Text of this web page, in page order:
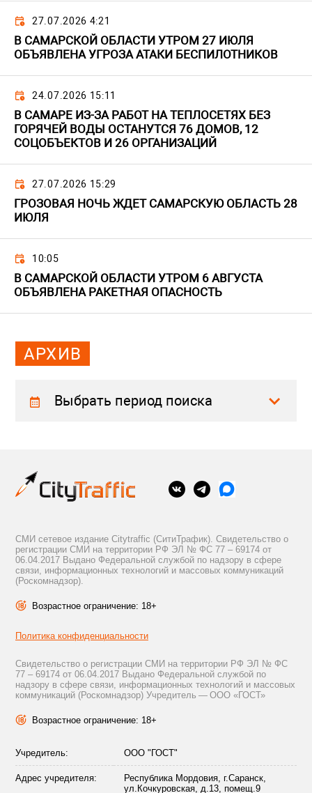
27.07.2026 4:21
В САМАРСКОЙ ОБЛАСТИ УТРОМ 27 ИЮЛЯ
ОБЪЯВЛЕНА УГРОЗА АТАКИ БЕСПИЛОТНИКОВ
24.07.2026 15:11
В САМАРЕ ИЗ-ЗА РАБОТ НА ТЕПЛОСЕТЯХ БЕЗ
ГОРЯЧЕЙ ВОДЫ ОСТАНУТСЯ 76 ДОМОВ, 12
СОЦОБЪЕКТОВ И 26 ОРГАНИЗАЦИЙ
27.07.2026 15:29
ГРОЗОВАЯ НОЧЬ ЖДЕТ САМАРСКУЮ ОБЛАСТЬ 28
ИЮЛЯ
10:05
В САМАРСКОЙ ОБЛАСТИ УТРОМ 6 АВГУСТА
ОБЪЯВЛЕНА РАКЕТНАЯ ОПАСНОСТЬ
АРХИВ
Выбрать период поиска
СМИ сетевое издание Citytraffic (СитиТрафик). Свидетельство о
регистрации СМИ на территории РФ ЭЛ № ФС 77 – 69174 от
06.04.2017 Выдано Федеральной службой по надзору в сфере
связи, информационных технологий и массовых коммуникаций
(Роскомнадзор).
Возрастное ограничение: 18+
Политика конфиденциальности
Свидетельство о регистрации СМИ на территории РФ ЭЛ № ФС
77 – 69174 от 06.04.2017 Выдано Федеральной службой по
надзору в сфере связи, информационных технологий и массовых
коммуникаций (Роскомнадзор) Учредитель — ООО «ГОСТ»
Возрастное ограничение: 18+
Учредитель: ООО "ГОСТ"
Адрес учредителя:
Республика Мордовия, г.Саранск,
ул.Кочкуровская, д.13, помещ.9